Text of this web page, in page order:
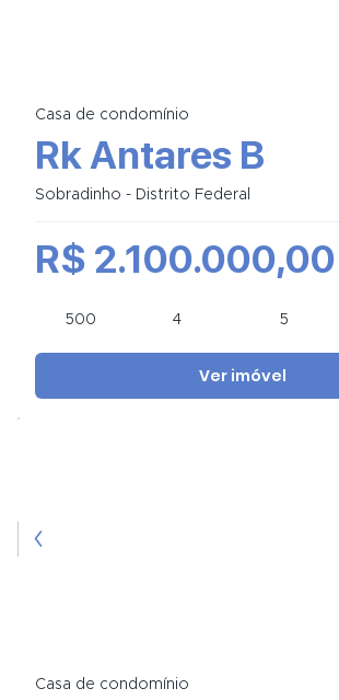
Casa de condomínio
Rk Antares B
Sobradinho - Distrito Federal
500 4 5
R$ 2.100.000,00
Ver imóvel
Casa de condomínio